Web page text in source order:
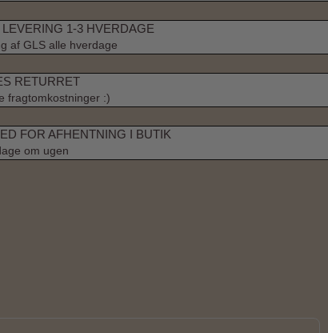
1-3 HVERDAGE
af GLS alle hverdage
RETURRET
fragtomkostninger :)
FOR AFHENTNING I BUTIK
om ugen